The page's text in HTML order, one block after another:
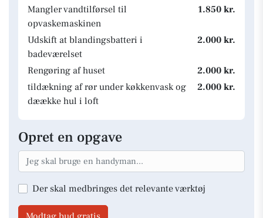
Mangler vandtilførsel til
opvaskemaskinen
1.850 kr.
Udskift at blandingsbatteri i
badeværelset
2.000 kr.
Rengøring af huset
2.000 kr.
tildækning af rør under køkkenvask og
dæække hul i loft
2.000 kr.
Opret en opgave
Der skal medbringes det relevante værktøj